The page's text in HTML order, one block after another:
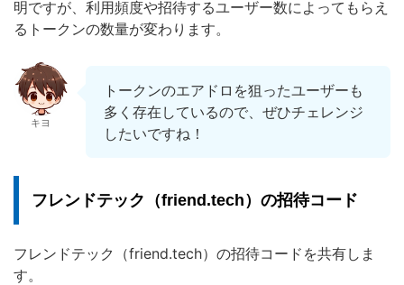
明ですが、利用頻度や招待するユーザー数によってもらえ
るトークンの数量が変わります。
キヨ
トークンのエアドロを狙ったユーザーも
多く存在しているので、ぜひチェレンジ
したいですね！
フレンドテック（friend.tech）の招待コード
フレンドテック（friend.tech）の招待コードを共有しま
す。